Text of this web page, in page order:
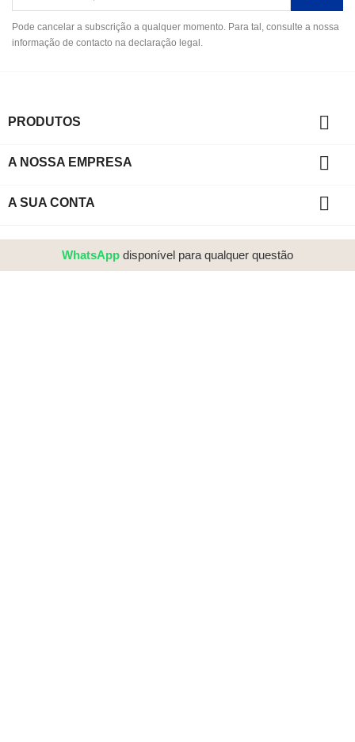
Pode cancelar a subscrição a qualquer momento. Para tal, consulte a nossa
informação de contacto na declaração legal.
PRODUTOS 
A NOSSA EMPRESA 
A SUA CONTA 
WhatsApp disponível para qualquer questão